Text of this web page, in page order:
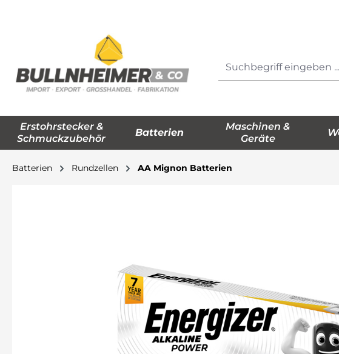
Erstohrstecker &
Schmuckzubehör
Batterien
Maschinen &
Geräte
Batterien Rundzellen AA Mignon Batterien